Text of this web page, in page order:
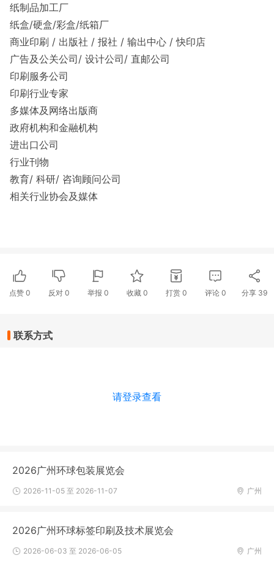
纸制品加工厂
纸盒/硬盒/彩盒/纸箱厂
商业印刷 / 出版社 / 报社 / 输出中心 / 快印店
广告及公关公司/ 设计公司/ 直邮公司
印刷服务公司
印刷行业专家
多媒体及网络出版商
政府机构和金融机构
进出口公司
行业刊物
教育/ 科研/ 咨询顾问公司
相关行业协会及媒体
点赞 0 反对 0 举报 0 收藏 0 打赏 0 评论 0 分享 39
联系方式
请登录查看
2026广州环球包装展览会
广州
2026-11-05 至 2026-11-07
2026广州环球标签印刷及技术展览会
广州
2026-06-03 至 2026-06-05